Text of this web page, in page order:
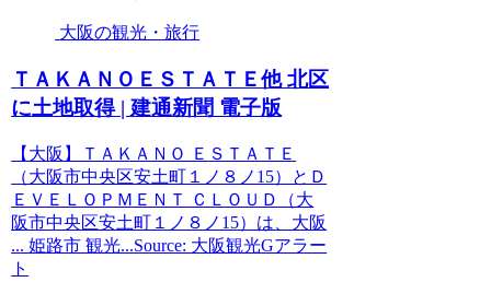
大阪の観光・旅行
ＴＡＫＡＮＯＥＳＴＡＴＥ他 北区
に土地取得 | 建通新聞 電子版
【大阪】ＴＡＫＡＮＯ ＥＳＴＡＴＥ
（大阪市中央区安土町１ノ８ノ15）とＤ
ＥＶＥＬＯＰＭＥＮＴ ＣＬＯＵＤ（大
阪市中央区安土町１ノ８ノ15）は、大阪
... 姫路市 観光...Source: 大阪観光Gアラー
ト